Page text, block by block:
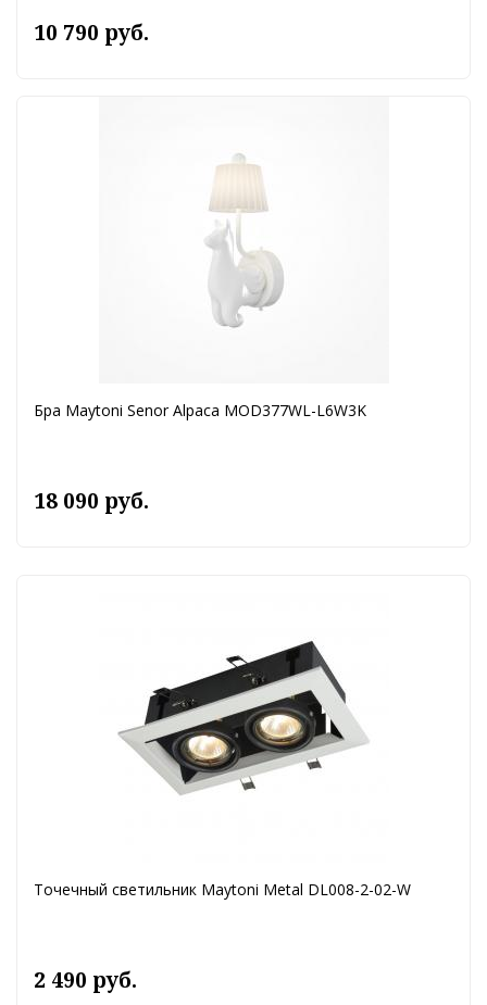
10 790 руб.
Бра Maytoni Senor Alpaca MOD377WL-L6W3K
18 090 руб.
Точечный светильник Maytoni Metal DL008-2-02-W
2 490 руб.